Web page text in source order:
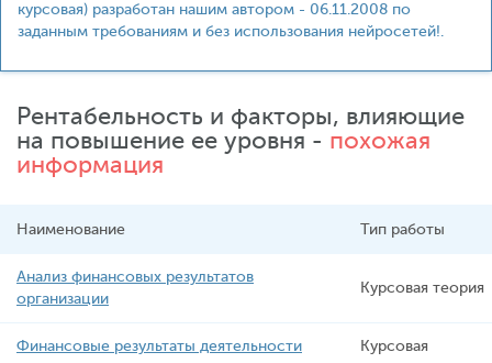
курсовая) разработан нашим автором - 06.11.2008 по
заданным требованиям и без использования нейросетей!.
Рентабельность и факторы, влияющие
на повышение ее уровня - похожая
информация
Наименование Тип работы
Анализ финансовых результатов
организации
Курсовая теория
Финансовые результаты деятельности
Курсовая